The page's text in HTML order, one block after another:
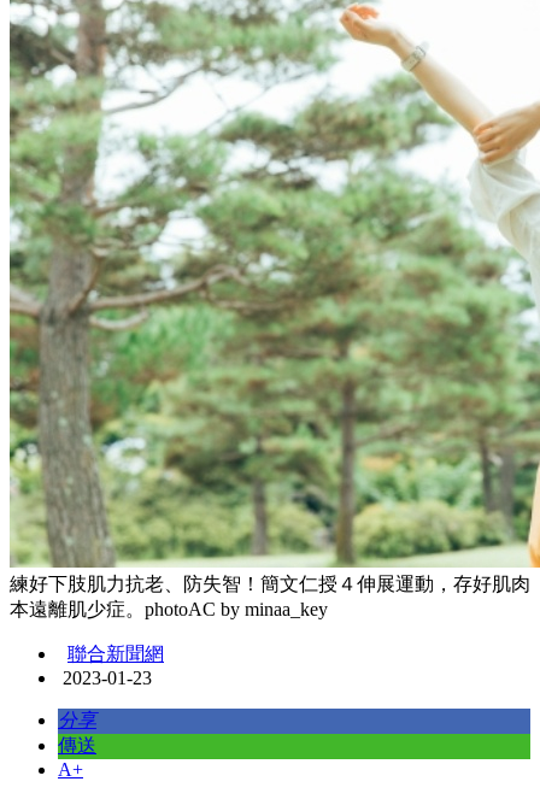
練好下肢肌力抗老、防失智！簡文仁授４伸展運動，存好肌肉
本遠離肌少症。photoAC by minaa_key
聯合新聞網
2023-01-23
分享
傳送
A+